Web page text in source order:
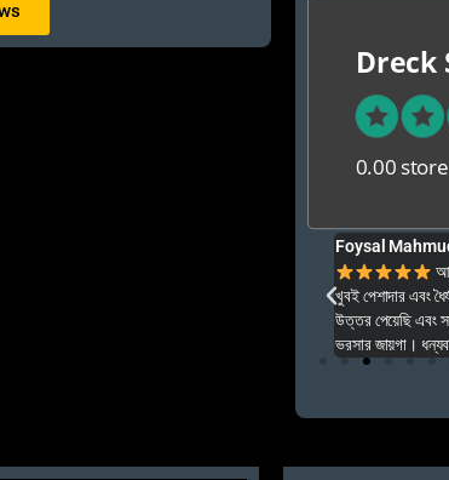
Dreck
0.00
Foysal Mahmud
আমি
খুবই পেশাদার এবং
উত্তর পেয়েছি এবং
ভরসার জায়গা।